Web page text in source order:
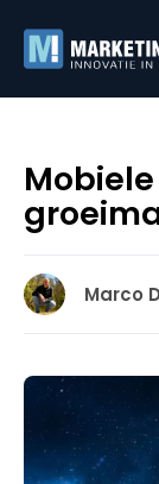
Marco